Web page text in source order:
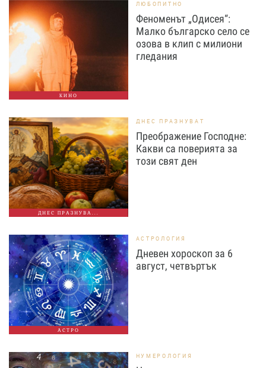
КИНО
ЛЮБОПИТНО
Феноменът „Одисея“:
Малко българско село се
озова в клип с милиони
гледания
ДНЕС ПРАЗНУВА...
ДНЕС ПРАЗНУВАТ
Преображение Господне:
Какви са поверията за
този свят ден
АСТРО
АСТРОЛОГИЯ
Дневен хороскоп за 6
август, четвъртък
НУМЕРОЛОГИЯ